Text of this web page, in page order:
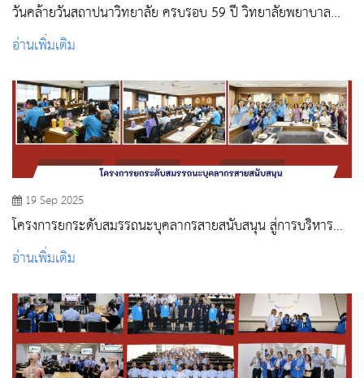
วันคล้ายวันสถาปนาวิทยาลัย ครบรอบ 59 ปี วิทยาลัยพยาบาล
บรมราชชนนี สระบุรี
อ่านเพิ่มเติม
19 Sep 2025
โครงการยกระดับสมรรถนะบุคลากรสายสนับสนุน สู่การบริหาร
จัดการงานอย่างมืออาชีพ
อ่านเพิ่มเติม